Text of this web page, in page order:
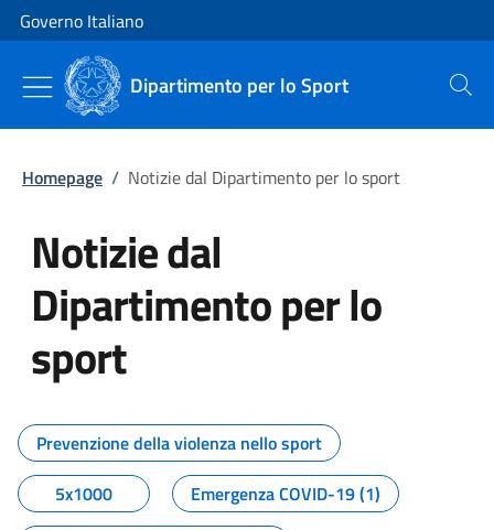
Vai al contenuto
Vai alla navigazione del sito
Governo Italiano
Dipartimento per lo Sport Cerca
Homepage / Notizie dal Dipartimento per lo sport
Notizie dal
Dipartimento per lo
sport
Tutti i contenuti della pagina
Prevenzione della violenza nello sport
5x1000
Emergenza COVID-19 (1)